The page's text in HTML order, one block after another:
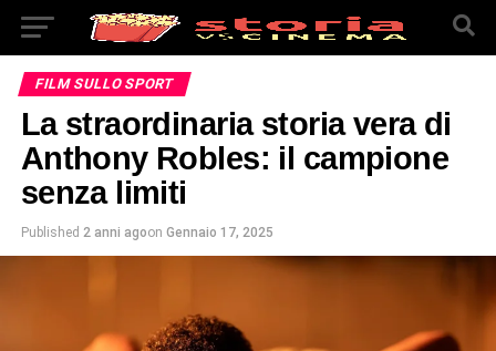
FILM SULLO SPORT
La straordinaria storia vera di
Anthony Robles: il campione
senza limiti
Published 2 anni agoon Gennaio 17, 2025